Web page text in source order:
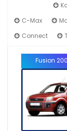
C-Max
Connect
Fusion